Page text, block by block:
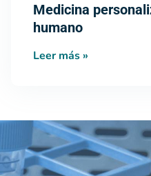
Medicina
humano
Leer más »